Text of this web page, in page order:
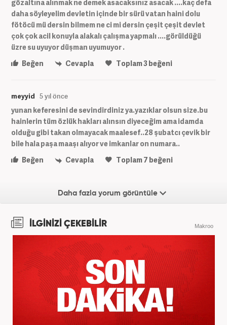
gözaltına alınmak ne demek asacaksınız asacak ....kaç defa
daha söyleyelim devletin içinde bir sürü vatan haini dolu
fötöcü mü dersin bilmem ne ci mi dersin çeşit çeşit devlet
çok çok acil konuyla alakalı çalışma yapmalı ....görüldüğü
üzre su uyuyor düşman uyumuyor .
Beğen
Cevapla Toplam3beğeni
meyyid 5 yıl önce
yunan keferesini de sevindirdiniz ya.yazıklar olsun size.bu
hainlerin tüm özlük hakları alınsın diyeceğim ama idamda
olduğu gibi takan olmayacak maalesef..28 şubatcı çevik bir
bile hala paşa maaşı alıyor ve imkanlar on numara..
Beğen
Cevapla Toplam7 beğeni
Daha fazla yorum görüntüle
İLGİNİZİ ÇEKEBİLİR Makroo